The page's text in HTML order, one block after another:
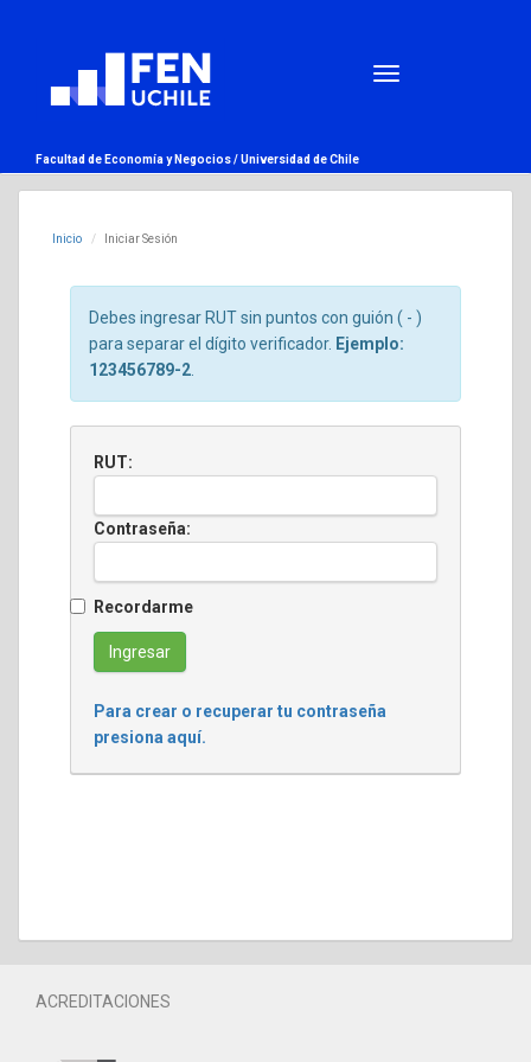
Facultad de Economía y Negocios /Universidad de Chile
Inicio Iniciar Sesión
Debes ingresar RUT sin puntos con guión ( - )
para separar el dígito verificador. Ejemplo:
123456789-2
RUT:
Contraseña:
Recordarme
Para crear o recuperar tu contraseña
presiona aquí.
ACREDITACIONES